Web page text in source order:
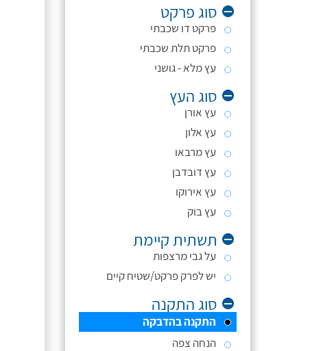
סוג פרקט
פרקט דו שכבתי
פרקט תלת שכבתי
עץ מלא - גושני
סוג העץ
עץ אורן
עץ אלון
עץ מרבאו
עץ דובדבן
עץ אירוקו
עץ בוק
תשתית קיימת
על גבי מרצפות
יש לפרק פרקט/שטיח קיים
סוג התקנה
התקנה בהדבקה
הנחה צפה